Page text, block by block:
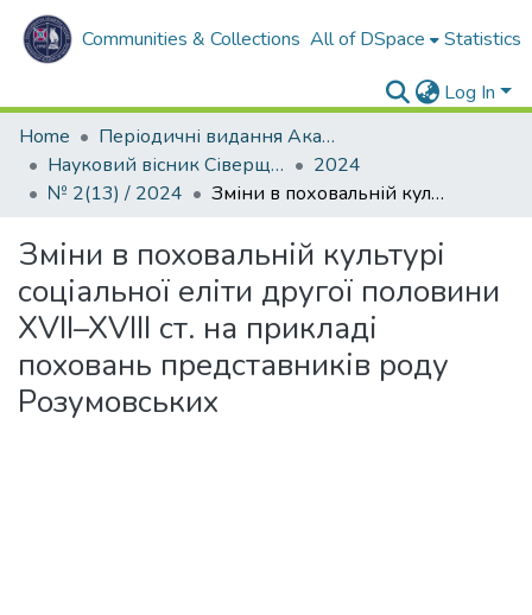
Communities & Collections All of DSpace Statistics
Log In
Home
Періодичні видання Академії
Науковий вісник Сіверщини. Серія: Освіта. Соціальні та поведінкові науки
2024
№ 2(13) / 2024
Зміни в поховальній культурі соціальної еліти другої половини XVII–XVIII ст. на прикладі поховань представників роду Розумовських
Зміни в поховальній культурі
соціальної еліти другої половини
XVII–XVIII ст. на прикладі
поховань представників роду
Розумовських